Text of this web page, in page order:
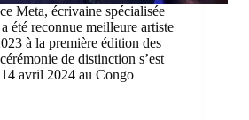
Meta, écrivaine spécialisée
été reconnue meilleure artiste
à la première édition des
de distinction s’est
avril 2024 au Congo